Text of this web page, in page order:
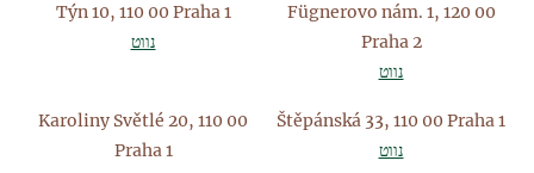
Týn 10, 110 00 Praha 1
נווט
Fügnerovo nám. 1, 120 00
Praha 2
נווט
Karoliny Světlé 20, 110 00
Praha 1
Štěpánská 33, 110 00 Praha 1
נווט